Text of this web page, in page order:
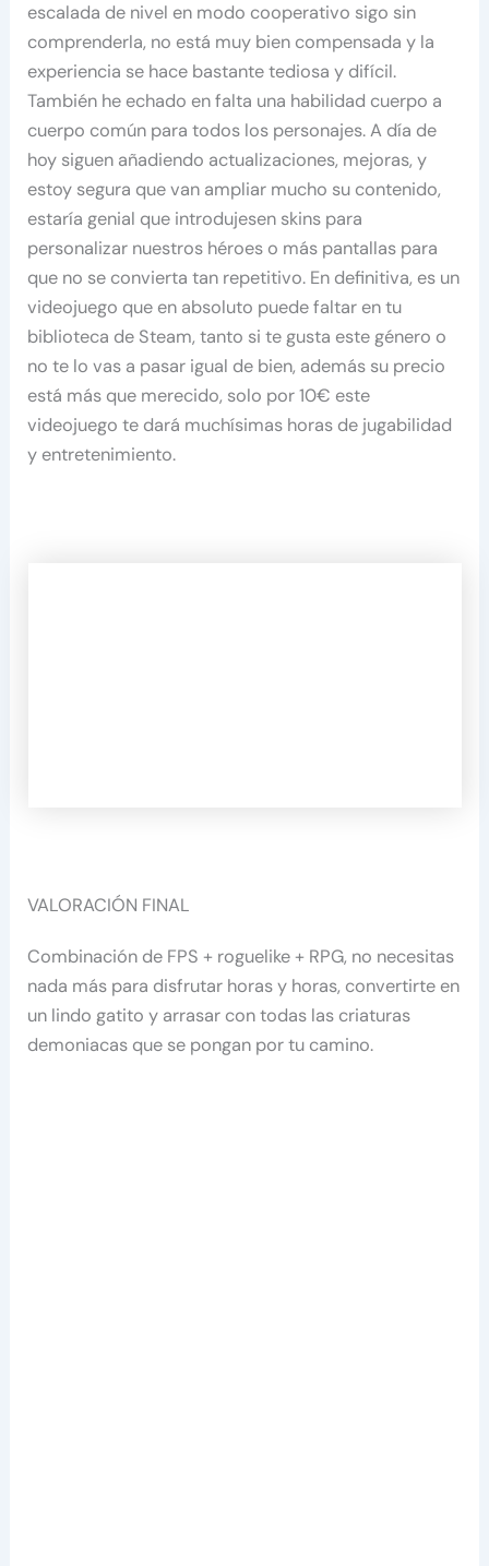
escalada de nivel en modo cooperativo sigo sin
comprenderla, no está muy bien compensada y la
experiencia se hace bastante tediosa y difícil.
También he echado en falta una habilidad cuerpo a
cuerpo común para todos los personajes. A día de
hoy siguen añadiendo actualizaciones, mejoras, y
estoy segura que van ampliar mucho su contenido,
estaría genial que introdujesen skins para
personalizar nuestros héroes o más pantallas para
que no se convierta tan repetitivo. En definitiva, es un
videojuego que en absoluto puede faltar en tu
biblioteca de Steam, tanto si te gusta este género o
no te lo vas a pasar igual de bien, además su precio
está más que merecido, solo por 10€ este
videojuego te dará muchísimas horas de jugabilidad
y entretenimiento.
VALORACIÓN FINAL
Combinación de FPS + roguelike + RPG, no necesitas
nada más para disfrutar horas y horas, convertirte en
un lindo gatito y arrasar con todas las criaturas
demoniacas que se pongan por tu camino.